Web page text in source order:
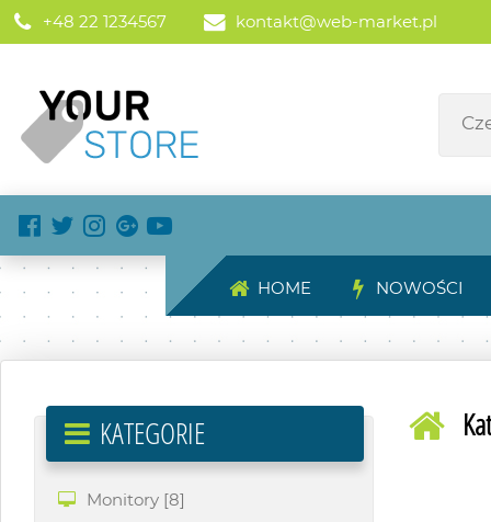
+48 22 1234567 kontakt@web-market.pl
HOME NOWOŚCI
KATEGORIE
Monitory [8]